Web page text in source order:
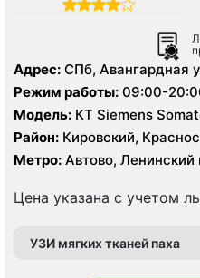
Адрес: СПб, Авангардная
Режим работы: 09:00-
Модель: КТ Siemens
Район: Кировский,
Метро: Автово, Ленинский
Цена указана с учетом
УЗИ мягких тканей паха